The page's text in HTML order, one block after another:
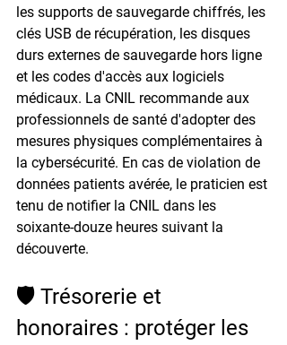
les supports de sauvegarde chiffrés, les
clés USB de récupération, les disques
durs externes de sauvegarde hors ligne
et les codes d'accès aux logiciels
médicaux. La CNIL recommande aux
professionnels de santé d'adopter des
mesures physiques complémentaires à
la cybersécurité. En cas de violation de
données patients avérée, le praticien est
tenu de notifier la CNIL dans les
soixante-douze heures suivant la
découverte.
🛡️ Trésorerie et
honoraires : protéger les